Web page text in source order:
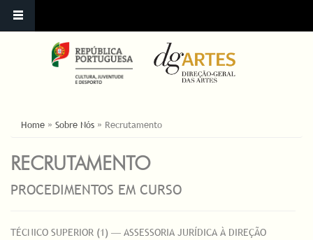
YOU ARE HERE
Home » Sobre Nós » Recrutamento
RECRUTAMENTO
PROCEDIMENTOS EM CURSO
TÉCNICO SUPERIOR (1) ― ASSESSORIA JURÍDICA À DIREÇÃO